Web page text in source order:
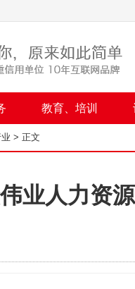
教育、培训
> 正文
业人力资